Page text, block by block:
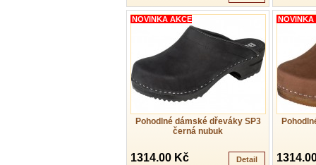
Pohodlné dámské dřeváky SP3
černá nubuk
NOVINKA AKCE
1314.00 Kč Detail
NOVINKA